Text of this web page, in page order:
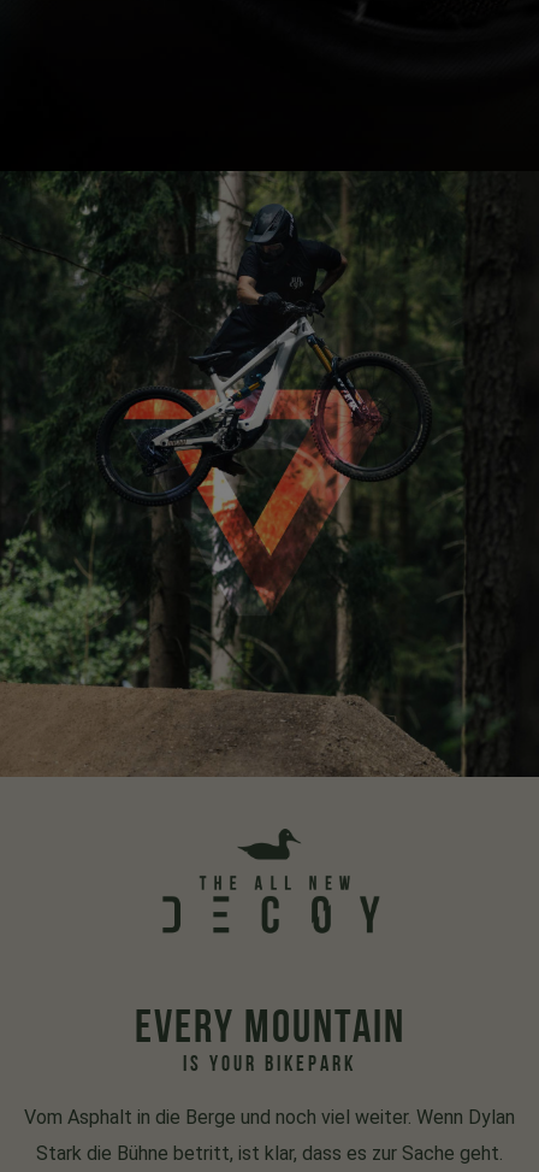
EVERY MOUNTAIN
IS YOUR BIKEPARK
Vom Asphalt in die Berge und noch viel weiter. Wenn Dylan
Stark die Bühne betritt, ist klar, dass es zur Sache geht.